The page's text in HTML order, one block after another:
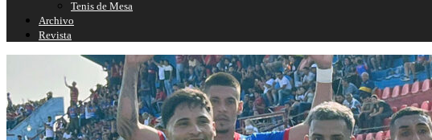
Tenis de Mesa
Archivo
Revista